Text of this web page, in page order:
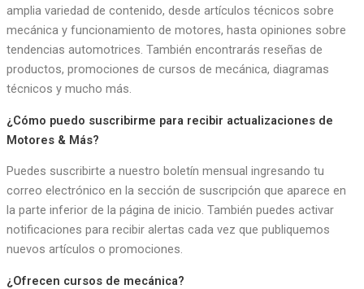
amplia variedad de contenido, desde artículos técnicos sobre
mecánica y funcionamiento de motores, hasta opiniones sobre
tendencias automotrices. También encontrarás reseñas de
productos, promociones de cursos de mecánica, diagramas
técnicos y mucho más.
¿Cómo puedo suscribirme para recibir actualizaciones de
Motores & Más?
Puedes suscribirte a nuestro boletín mensual ingresando tu
correo electrónico en la sección de suscripción que aparece en
la parte inferior de la página de inicio. También puedes activar
notificaciones para recibir alertas cada vez que publiquemos
nuevos artículos o promociones.
¿Ofrecen cursos de mecánica?